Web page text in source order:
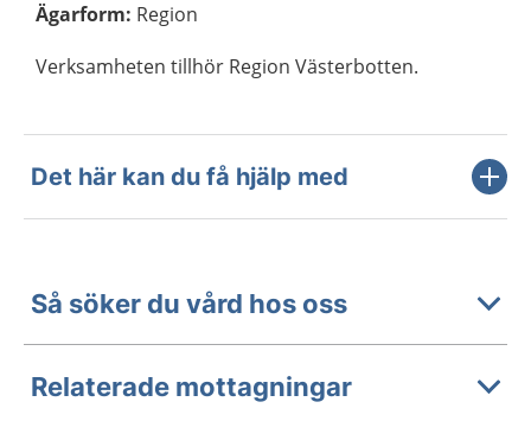
Ägarform: Region
Verksamheten tillhör Region Västerbotten.
Det här kan du få hjälp med
Så söker du vård hos oss
Relaterade mottagningar